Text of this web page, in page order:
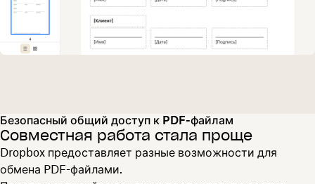
Безопасный общий доступ к PDF-файлам
Совместная работа стала проще
Dropbox предоставляет разные возможности для
обмена PDF-файлами.